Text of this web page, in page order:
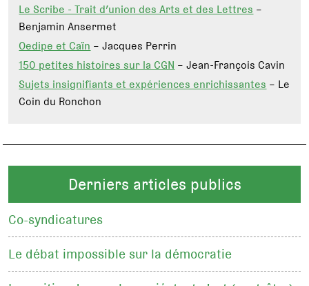
Le Scribe - Trait d’union des Arts et des Lettres–
Benjamin Ansermet
Oedipe et Caïn– Jacques Perrin
150 petites histoires sur la CGN– Jean-François Cavin
Sujets insignifiants et expériences enrichissantes– Le
Coin du Ronchon
Derniers articles publics
Co-syndicatures
Le débat impossible sur la démocratie